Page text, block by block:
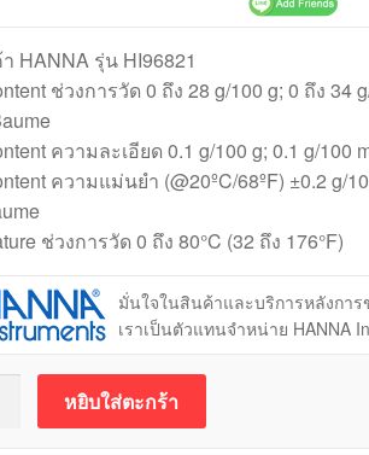
HANNA รุ่น HI96821
ช่วงการวัด 0 ถึง 28 g/100 g; 0 ถึง 34
ความละเอียด 0.1 g/100 g; 0.1 g/100
ความแม่นยำ (@20ºC/68ºF) ±0.2 g/
ช่วงการวัด 0 ถึง 80°C (32 ถึง 176°F)
มั่นใจในสินค้าและบริการหลังการ
เราเป็นตัวแทนจำหน่าย HANNA
หยิบใส่ตะกร้า